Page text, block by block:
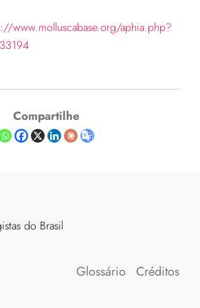
www.molluscabase.org/aphia.php?
Compartilhe
do Brasil
Glossário Créditos